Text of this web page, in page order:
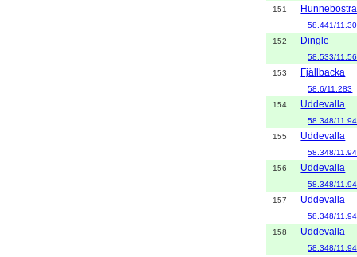
151
58.441/
152
Dingle
58.533/
153
Fjällbacka
58.6/11.283
154
Uddevalla
58.348/
155
Uddevalla
58.348/
156
Uddevalla
58.348/
157
Uddevalla
58.348/
158
Uddevalla
58.348/